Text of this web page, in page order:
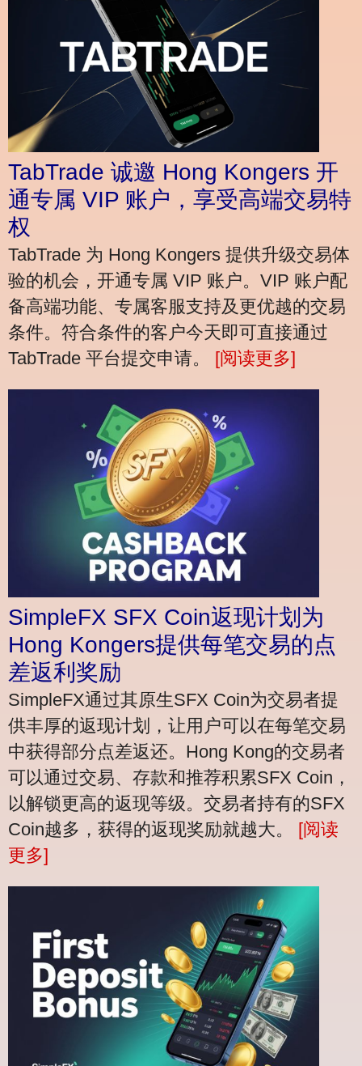
TabTrade 诚邀 Hong Kongers 开
通专属 VIP 账户，享受高端交易特
权
TabTrade 为 Hong Kongers 提供升级交易体
验的机会，开通专属 VIP 账户。VIP 账户配
备高端功能、专属客服支持及更优越的交易
条件。符合条件的客户今天即可直接通过
TabTrade 平台提交申请。
[阅读更多]
SimpleFX SFX Coin返现计划为
Hong Kongers提供每笔交易的点
差返利奖励
SimpleFX通过其原生SFX Coin为交易者提
供丰厚的返现计划，让用户可以在每笔交易
中获得部分点差返还。Hong Kong的交易者
可以通过交易、存款和推荐积累SFX Coin，
以解锁更高的返现等级。交易者持有的SFX
Coin越多，获得的返现奖励就越大。 [阅读
更多]